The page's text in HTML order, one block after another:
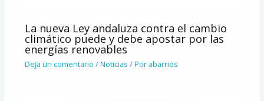
La nueva Ley andaluza contra el cambio
climático puede y debe apostar por las
energías renovables
Deja un comentario /Noticias / Por abarrios